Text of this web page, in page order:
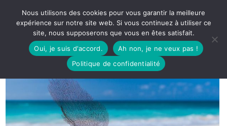
Nous utilisons des cookies pour vous garantir la meilleure
expérience sur notre site web. Si vous continuez à utiliser ce
site, nous supposerons que vous en êtes satisfait.
Oui, je suis d'accord.
Ah non, je ne veux pas !
Politique de confidentialité